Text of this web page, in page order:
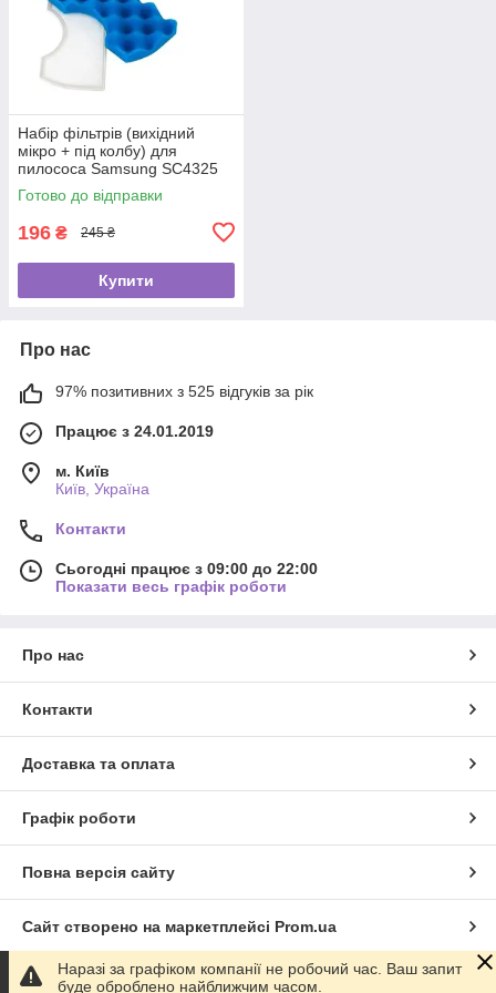
Набір фільтрів (вихідний
мікро + під колбу) для
пилососа Samsung SC4325
Готово до відправки
196 ₴ 245 ₴
Купити
Про нас
97% позитивних з 525 відгуків за рік
Працює з 24.01.2019
м. Київ
Київ, Україна
Контакти
Сьогодні працює з 09:00 до 22:00
Показати весь графік роботи
Про нас
Контакти
Доставка та оплата
Графік роботи
Повна версія сайту
Сайт створено на маркетплейсі Prom.ua
Політика конфіденційності
Наразі за графіком компанії не робочий час. Ваш запит
буде оброблено найближчим часом.